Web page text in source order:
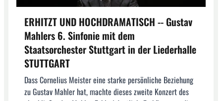
ERHITZT UND HOCHDRAMATISCH -- Gustav
Mahlers 6. Sinfonie mit dem
Staatsorchester Stuttgart in der Liederhalle
STUTTGART
Dass Cornelius Meister eine starke persönliche Beziehung
zu Gustav Mahler hat, machte dieses zweite Konzert des